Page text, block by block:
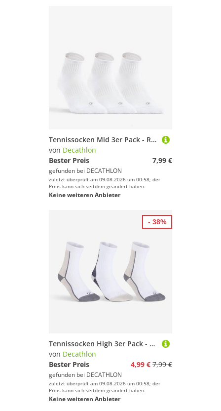
Tennissocken Mid 3er Pack - RS500 weiß
von Decathlon
Bester Preis
7,99 €
gefunden bei DECATHLON
zuletzt überprüft am 09.08.2026 um 00:58; der
Preis kann sich seitdem geändert haben.
Keine weiteren Anbieter
Tennissocken High 3er Pack - RS 500 blau/beige kariert
von Decathlon
Bester Preis
4,99 € 7,99 €
gefunden bei DECATHLON
zuletzt überprüft am 09.08.2026 um 00:58; der
Preis kann sich seitdem geändert haben.
Keine weiteren Anbieter
- 38%